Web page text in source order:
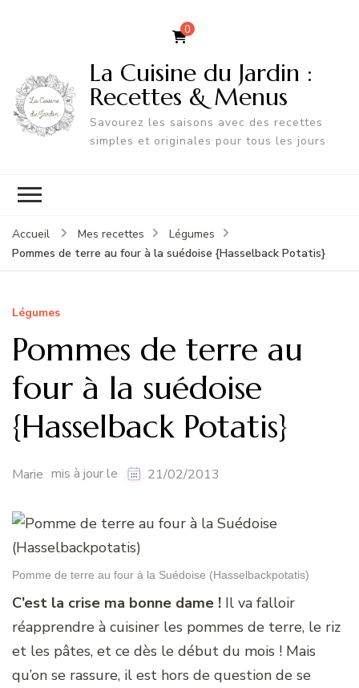
0
La Cuisine du Jardin :
Recettes & Menus
Savourez les saisons avec des recettes
simples et originales pour tous les jours
Accueil Mes recettes
Légumes
Pommes de terre au four à la suédoise {Hasselback Potatis}
Légumes
Pommes de terre au
four à la suédoise
{Hasselback Potatis}
Marie mis à jour le 21/02/2013
Pomme de terre au four à la Suédoise (Hasselbackpotatis)
C’est la crise ma bonne dame ! Il va falloir
réapprendre à cuisiner les pommes de terre, le riz
et les pâtes, et ce dès le début du mois ! Mais
qu’on se rassure, il est hors de question de se